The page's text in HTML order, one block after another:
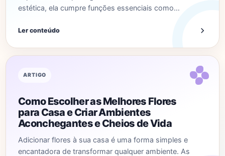
estética, ela cumpre funções essenciais como…
Ler conteúdo
ARTIGO
Como Escolher as Melhores Flores
para Casa e Criar Ambientes
Aconchegantes e Cheios de Vida
Adicionar flores à sua casa é uma forma simples e
encantadora de transformar qualquer ambiente. As